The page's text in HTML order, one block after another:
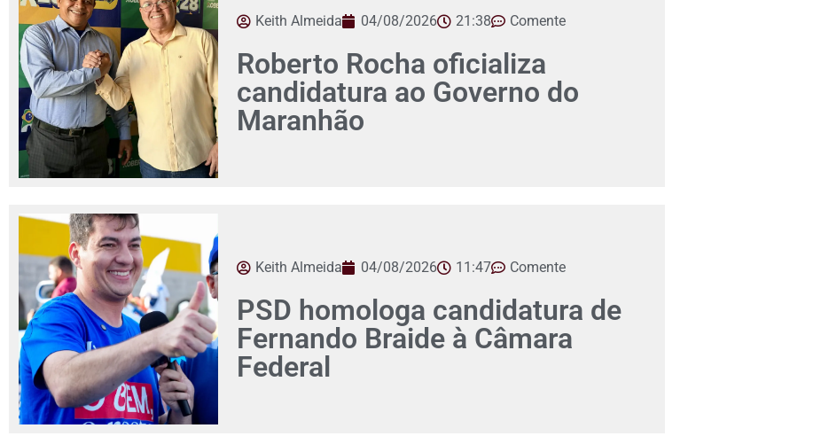
Keith Almeida 04/08/2026 21:38 Comente
Roberto Rocha oficializa
candidatura ao Governo do
Maranhão
Keith Almeida 04/08/2026 11:47 Comente
PSD homologa candidatura de
Fernando Braide à Câmara
Federal